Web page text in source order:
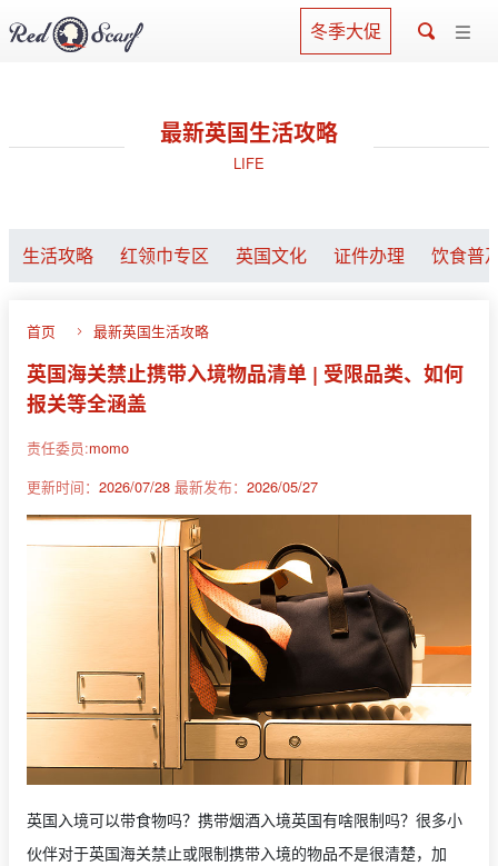
冬季大促
最新英国生活攻略
LIFE
生活攻略 红领巾专区 英国文化 证件办理 饮食普
首页 最新英国生活攻略
英国海关禁止携带入境物品清单 | 受限品类、如何
报关等全涵盖
责任委员:momo
更新时间： 2026/07/28 最新发布： 2026/05/27
英国入境可以带食物吗？携带烟酒入境英国有啥限制吗？很多小
伙伴对于英国海关禁止或限制携带入境的物品不是很清楚，加